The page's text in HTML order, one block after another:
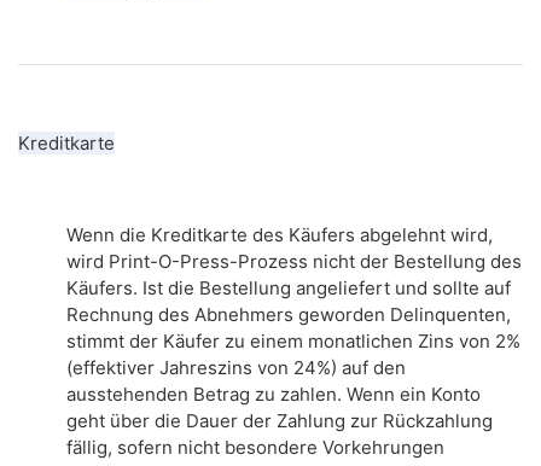
Kreditkarte
Wenn die Kreditkarte des Käufers abgelehnt wird,
wird Print-O-Press-Prozess nicht der Bestellung des
Käufers. Ist die Bestellung angeliefert und sollte auf
Rechnung des Abnehmers geworden Delinquenten,
stimmt der Käufer zu einem monatlichen Zins von 2%
(effektiver Jahreszins von 24%) auf den
ausstehenden Betrag zu zahlen. Wenn ein Konto
geht über die Dauer der Zahlung zur Rückzahlung
fällig, sofern nicht besondere Vorkehrungen